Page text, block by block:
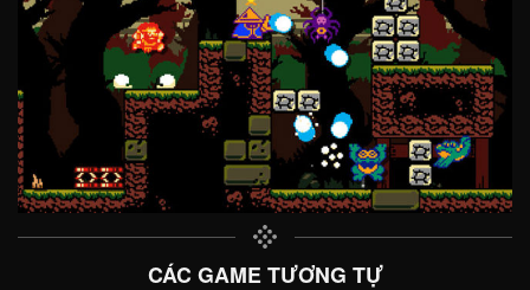
CÁC GAME TƯƠNG TỰ